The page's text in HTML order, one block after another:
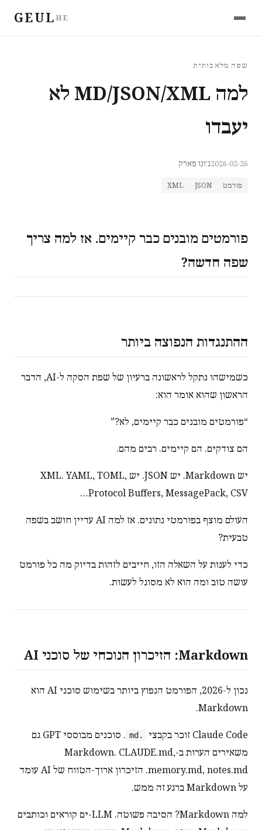
GEUL HE
שפה מלאכותית
למה MD/JSON/XML לא
יעבדו
2026-02-26ג'ונו פארק
פורמט JSON
XML
פורמטים מובנים כבר קיימים. אז למה צריך
שפה חדשה?
ההתנגדות הנפוצה ביותר
כשמישהו נתקל לראשונה ברעיון של שפת הסקה ל-AI, הדבר
הראשון שהוא אומר הוא:
“פורמטים מובנים כבר קיימים, לא?”
הם צודקים. הם קיימים. רבים מהם.
יש Markdown. יש JSON. יש XML. YAML, TOML,
Protocol Buffers, MessagePack, CSV…
העולם מוצף בפורמטי נתונים. אז למה AI עדיין חושב בשפה
טבעית?
כדי לענות על השאלה הזו, חייבים לזהות בדיוק מה כל פורמט
עושה טוב ומה הוא לא מסוגל לעשות.
Markdown: הזיכרון הנוכחי של סוכני AI
נכון ל-2026, הפורמט הנפוץ ביותר בשימוש סוכני AI הוא
Markdown.
Claude Code זוכר בקבצי .md
. סוכנים מבוססי GPT גם
משאירים הערות ב-Markdown. CLAUDE.md,
memory.md, notes.md. הזיכרון ארוך-הטווח של AI עומד
על Markdown ברגע זה ממש.
למה Markdown? הסיבה פשוטה. LLM-ים קוראים וכותבים